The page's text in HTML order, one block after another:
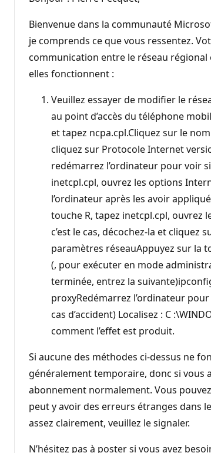
Bienvenue dans la communauté
je comprends ce que vous ressentez.
communication entre le réseau régional
elles fonctionnent :
Veuillez essayer de modifier le
au point d’accès du téléphone
et tapez ncpa.cpl.Cliquez sur le
cliquez sur Protocole Internet
redémarrez l’ordinateur pour voir
inetcpl.cpl, ouvrez les options
l’ordinateur après les avoir
touche R, tapez inetcpl.cpl, ouvrez
c’est le cas, décochez-la et
paramètres réseauAppuyez sur la
(, pour exécuter en mode
terminée, entrez la
proxyRedémarrez l’ordinateur
cas d’accident) Localisez : C
comment l’effet est produit.
Si aucune des méthodes ci-dessus ne
généralement temporaire, donc si vous
abonnement normalement. Vous
peut y avoir des erreurs étranges dans
assez clairement, veuillez le signaler.
N’hésitez pas à poster si vous avez